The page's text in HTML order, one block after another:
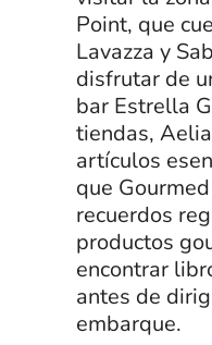
Point, que
Lavazza y
disfrutar de
bar Estrella
tiendas,
artículos
que
recuerdos
productos
encontrar
antes de
embarque.